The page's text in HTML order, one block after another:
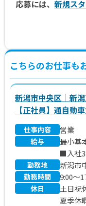
応募には、 新規ス
こちらのお仕事も
新潟市中央区｜新
【正社員】通自動
17：00勤務／未経
仕事内容 営業
給与
最小基
■入社3
年目ま
■イン
■賞与
■退職
勤務地 新潟市
勤務時間 9:00～
休日
土日祝
夏季休